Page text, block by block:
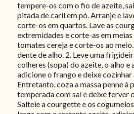
tempere-os com o fio de azeite,
pitada de caril em pó. Arranje e
corte-os em quartos. Lave as
extremidades e corte-as em meias
tomates cereja e corte-os ao
dente de alho. 2. Leve uma
colheres (sopa) do azeite, o alho e
adicione o frango e deixe cozinhar
Entretanto, coza a massa penne à
temperada com sal e deixe ferver
Salteie a courgette e os